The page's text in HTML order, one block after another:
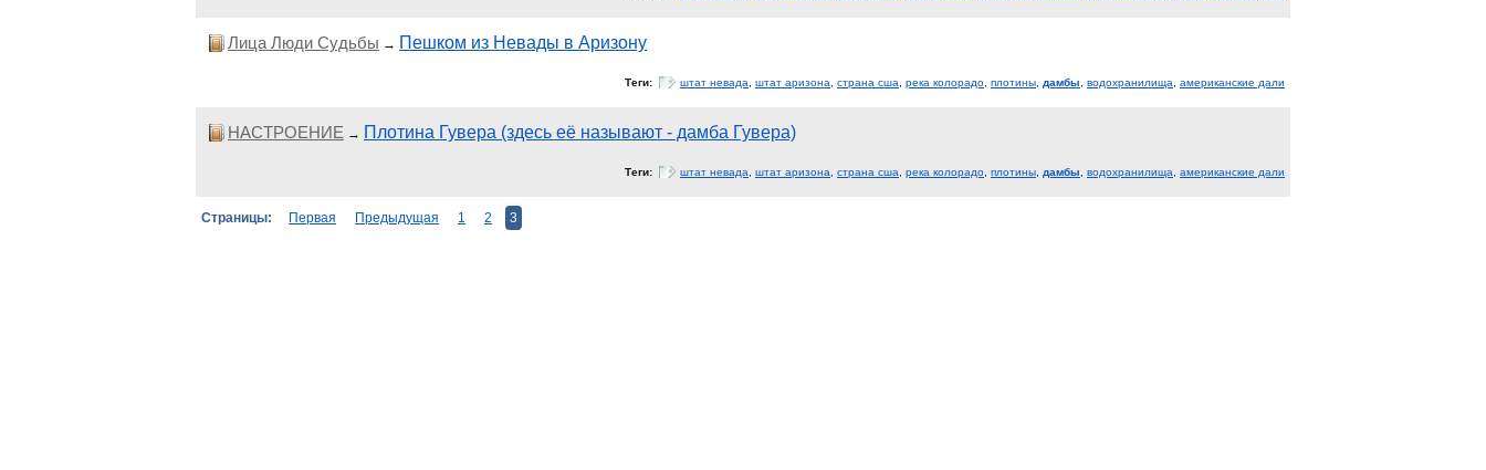
Лица Люди Судьбы → Пешком из Невады в Аризону
Теги: штат невада штат аризона страна сша река колорадо плотины дамбы водохранилища американские дали
НАСТРОЕНИЕ → Плотина Гувера (здесь её называют - дамба Гувера)
Теги: штат невада штат аризона страна сша река колорадо плотины дамбы водохранилища американские дали
Страницы: Первая Предыдущая 1 2 3